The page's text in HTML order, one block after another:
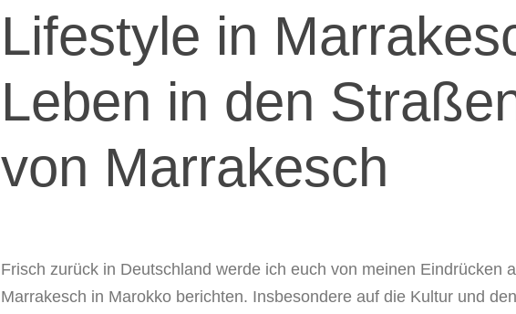
Lifestyle in
Leben in den
von Marrakesch
Frisch zurück in Deutschland werde ich euch von meinen Eindrücken
Marrakesch in Marokko berichten. Insbesondere auf die Kultur und